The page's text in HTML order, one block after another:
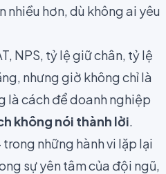
nhiều hơn, dù không ai yêu
NPS, tỷ lệ giữ chân, tỷ lệ
nhưng giờ không chỉ là
là cách để doanh nghiệp
không nói thành lời.
trong những hành vi lặp lại
sự yên tâm của đội ngũ,